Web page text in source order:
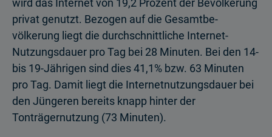
wird das Internet von 19,2 Prozent der Bevölkerung
privat genutzt. Bezogen auf die Gesamtbe­
völkerung liegt die durchschnittliche Internet-
Nutzungsdauer pro Tag bei 28 Minuten. Bei den 14-
bis 19-Jährigen sind dies 41,1% bzw. 63 Minuten
pro Tag. Damit liegt die Internetnutzungsdauer bei
den Jüngeren bereits knapp hinter der
Tonträgernutzung (73 Minuten).